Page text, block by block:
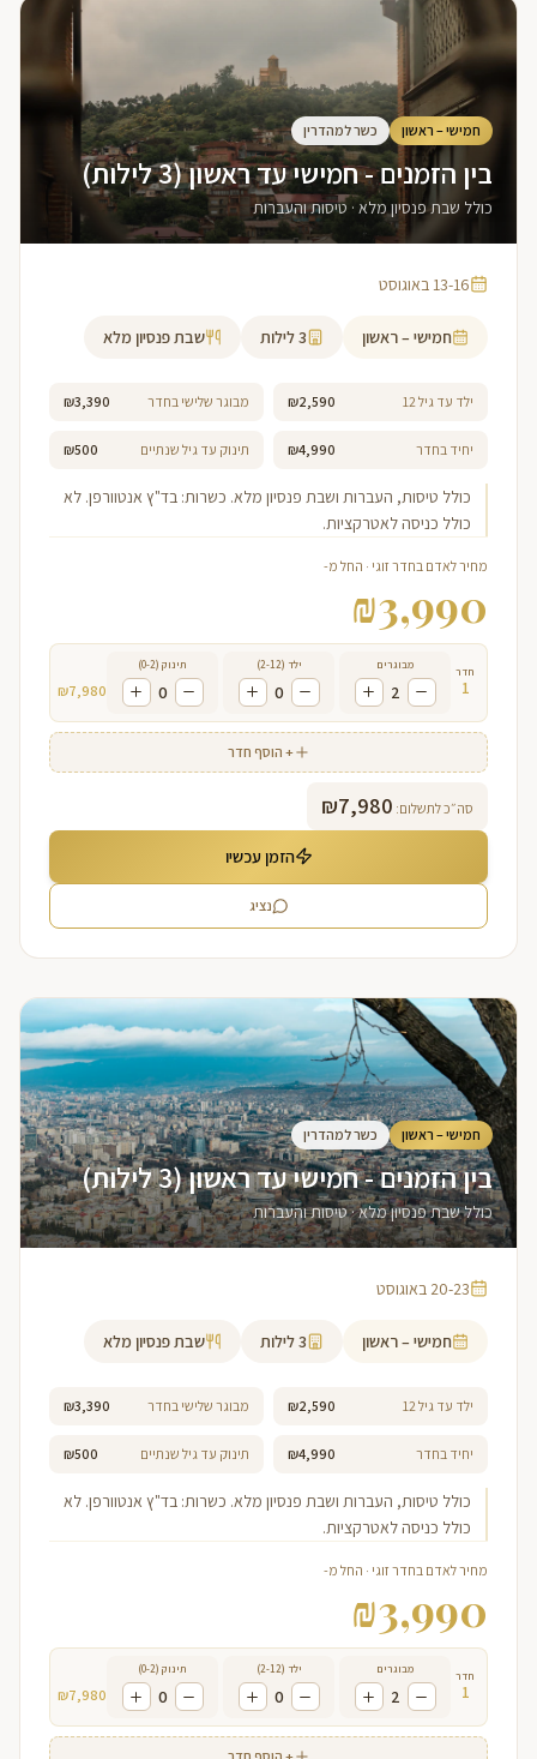
חמישי – ראשון כשר למהדרין
בין הזמנים - חמישי עד ראשון (3 לילות)
כולל שבת פנסיון מלא · טיסות והעברות
13-16 באוגוסט
חמישי – ראשון 3לילות שבת פנסיון מלא
ילד עד גיל 12 ₪2,590 מבוגר שלישי בחדר ₪3,390
יחיד בחדר ₪4,990 תינוק עד גיל שנתיים ₪500
כולל טיסות, העברות ושבת פנסיון מלא. כשרות: בד"ץ אנטוורפן. לא
כולל כניסה לאטרקציות.
מחיר לאדם בחדר זוגי · החל מ-
₪3,990
חדר
1
מבוגרים
2
ילד (2-12)
0
תינוק (0-2)
0
₪7,980
+ הוסף חדר
סה״כ לתשלום: ₪7,980
הזמן עכשיו
נציג
חמישי – ראשון כשר למהדרין
בין הזמנים - חמישי עד ראשון (3 לילות)
כולל שבת פנסיון מלא · טיסות והעברות
20-23 באוגוסט
חמישי – ראשון 3לילות שבת פנסיון מלא
ילד עד גיל 12 ₪2,590 מבוגר שלישי בחדר ₪3,390
יחיד בחדר ₪4,990 תינוק עד גיל שנתיים ₪500
כולל טיסות, העברות ושבת פנסיון מלא. כשרות: בד"ץ אנטוורפן. לא
כולל כניסה לאטרקציות.
מחיר לאדם בחדר זוגי · החל מ-
₪3,990
חדר
1
מבוגרים
2
ילד (2-12)
0
תינוק (0-2)
0
₪7,980